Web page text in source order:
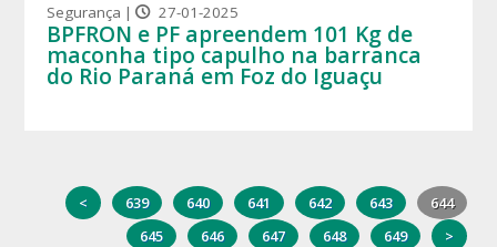
Segurança | 27-01-2025
BPFRON e PF apreendem 101 Kg de
maconha tipo capulho na barranca
do Rio Paraná em Foz do Iguaçu
< 639 640 641 642 643
644
645
646 647 648 649 >